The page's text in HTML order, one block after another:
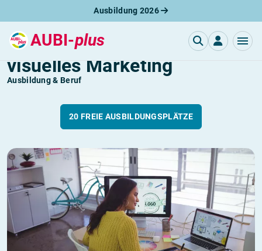
Ausbildung 2026
AUBI-plus
Gestalter / Gestalterin für
visuelles Marketing
Ausbildung & Beruf
20 FREIE AUSBILDUNGSPLÄTZE